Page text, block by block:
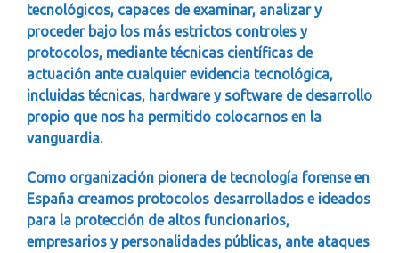
tecnológicos, capaces de examinar, analizar y
proceder bajo los más estrictos controles y
protocolos, mediante técnicas científicas de
actuación ante cualquier evidencia tecnológica,
incluidas técnicas, hardware y software de desarrollo
propio que nos ha permitido colocarnos en la
vanguardia.
Como organización pionera de tecnología forense en
España creamos protocolos desarrollados e ideados
para la protección de altos funcionarios,
empresarios y personalidades públicas, ante ataques